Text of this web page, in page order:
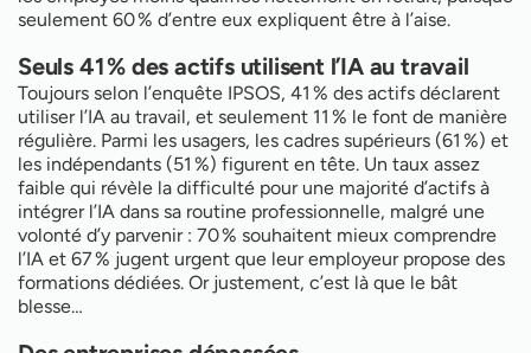
seulement 60 % d’entre eux expliquent être à l’aise.
Seuls 41 % des actifs utilisent l’IA au travail
Toujours selon l’enquête IPSOS, 41 % des actifs déclarent
utiliser l’IA au travail, et seulement 11 % le font de manière
régulière. Parmi les usagers, les cadres supérieurs (61 %) et
les indépendants (51 %) figurent en tête. Un taux assez
faible qui révèle la difficulté pour une majorité d’actifs à
intégrer l’IA dans sa routine professionnelle, malgré une
volonté d’y parvenir : 70 % souhaitent mieux comprendre
l’IA et 67 % jugent urgent que leur employeur propose des
formations dédiées. Or justement, c’est là que le bât
blesse…